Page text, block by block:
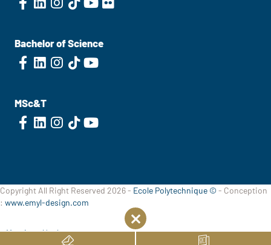
Bachelor of Science
MSc&T
Copyright All Right Reserved 2026 - Ecole Polytechnique © - Conception
: www.emyl-design.com
Mentions légales